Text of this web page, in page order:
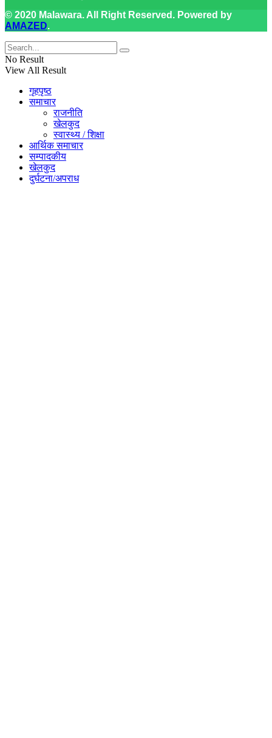
© 2020 Malawara. All Right Reserved. Powered by
AMAZED.
No Result
View All Result
गृहपृष्ठ
समाचार
राजनीति
खेलकुद
स्वास्थ्य / शिक्षा
आर्थिक समाचार
सम्पादकीय
खेलकुद
दुर्घटना/अपराध